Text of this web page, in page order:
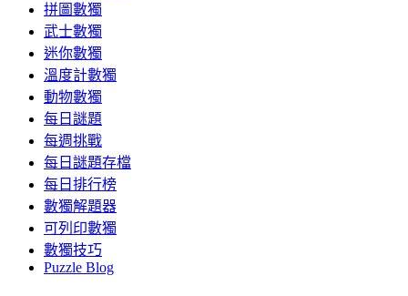
拼圖數獨
武士數獨
迷你數獨
溫度計數獨
動物數獨
每日謎題
每週挑戰
每日謎題存檔
每日排行榜
數獨解題器
可列印數獨
數獨技巧
Puzzle Blog